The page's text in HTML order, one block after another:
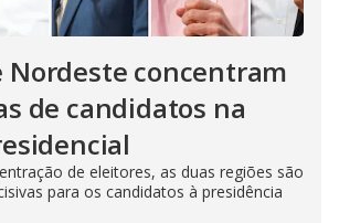
Nordeste concentram
de candidatos na
de eleitores, as duas regiões são
para os candidatos à presidência